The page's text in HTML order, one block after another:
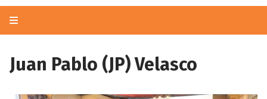
Juan Pablo (JP) Velasco